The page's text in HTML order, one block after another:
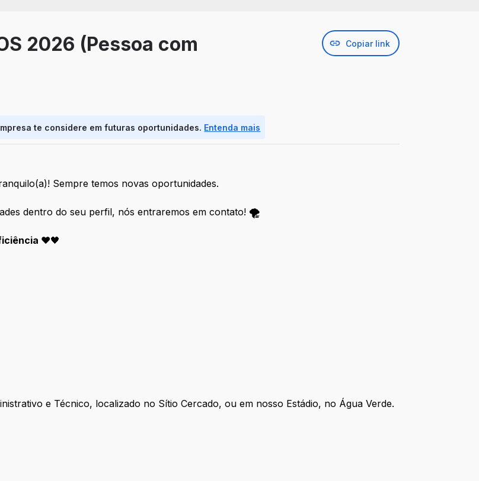
2026 (Pessoa com
Copiar link
te considere em futuras oportunidades. Entenda mais
Sempre temos novas oportunidades.
dentro do seu perfil, nós entraremos em contato!🌪️
❤️🖤
e Técnico, localizado no Sítio Cercado, ou em nosso Estádio, no Água Verde.